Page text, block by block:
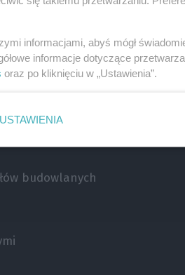
budowlanych
informacjami, abyś mógł
informacje dotyczące
oraz po kliknięciu w „Ustawienia”.
USTAWIENIA